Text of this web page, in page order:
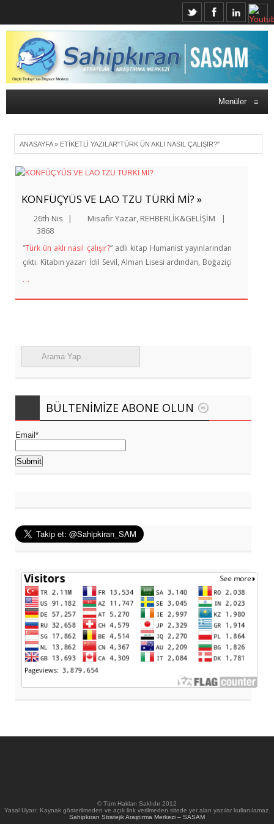
Menüler ≡
ANASAYFA» ETIKETLI YAZILAR"TÜRK ÜN AKLI NASIL ÇALIŞIR?"
KONFÜÇYÜS VE LAO TZU TÜRKİ Mİ? »
26th Nis | Misafir Yazar REHBERLİK&GELİŞİM
|
3868
“Türk ün aklı nasıl çalışır?” adlı kitap Humanist yayınlarından
çıktı. Kitabın yazarı İdil Sevil, Alman Lisesi ardından, Boğaziçi
…
BÜLTENIMIZE ABONE OLUN
Email*
© Tüm Hakları Saklıdır 2012
Yasal Uyarı: Kaynak gösterilmeden ve açık link verilmeden sitede yer alan yazılar kullanılamaz.
Sahipkıran Stratejik Araştırma Merkezi – SASAM